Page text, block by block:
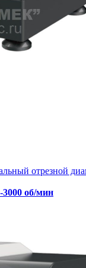
отрезной
3000 об/мин